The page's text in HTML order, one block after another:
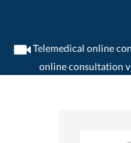
Telemedical online
online consultation
>Home>medikamente-online>